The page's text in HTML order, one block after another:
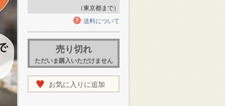
（東京都まで）
送料について
売り切れ
ただいま購入いただけません
お気に入りに追加